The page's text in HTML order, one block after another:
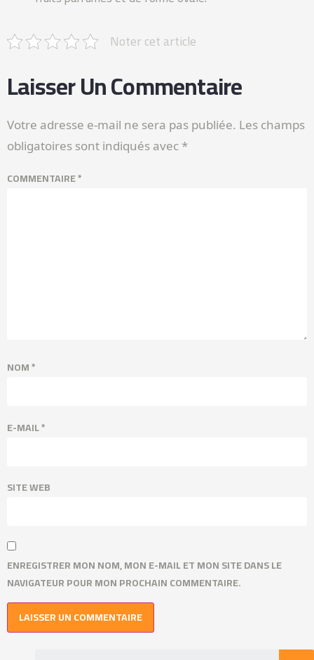
Noter cet article
Laisser Un Commentaire
Votre adresse e-mail ne sera pas publiée. Les champs
obligatoires sont indiqués avec *
COMMENTAIRE*
NOM*
E-MAIL*
SITE WEB
ENREGISTRER MON NOM, MON E-MAIL ET MON SITE DANS LE
NAVIGATEUR POUR MON PROCHAIN COMMENTAIRE.